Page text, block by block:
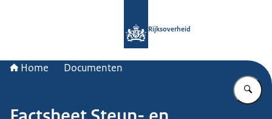
Rijksoverheid
Home Documenten